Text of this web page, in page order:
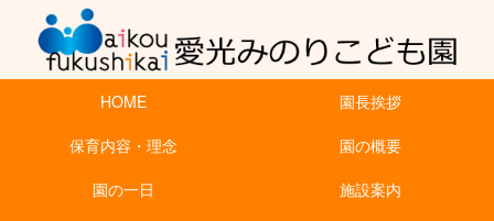
HOME
園長挨拶
保育内容・理念
園の概要
園の一日
施設案内